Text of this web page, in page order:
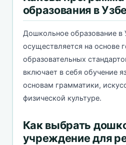
образования в
Дошкольное образование в
осуществляется на основе
образовательных
включает в себя обучение
основам грамматики,
физической культуре.
Как выбрать
учреждение для